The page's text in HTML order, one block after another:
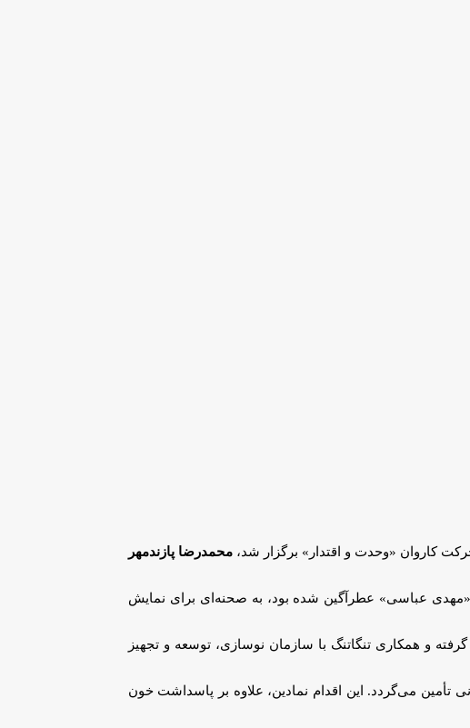
کاروان «وحدت و اقتدار» برگزار شد،محمدرضا پازندمهر
«مهدی عباسی» عطرآگین شده بود، به صحنه‌ای برای نمایش
و همکاری تنگاتنگ با سازمان نوسازی، توسعه و تجهیز
تأمین می‌گردد. این اقدام نمادین، علاوه بر پاسداشت خون